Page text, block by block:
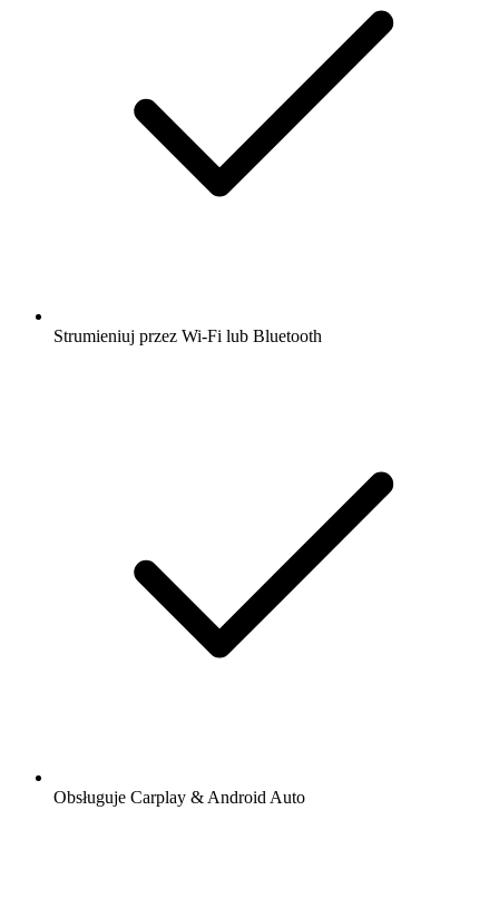
Strumieniuj przez Wi-Fi lub Bluetooth
Obsługuje Carplay & Android Auto